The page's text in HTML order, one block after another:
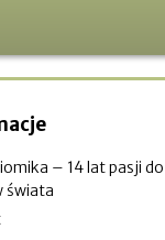
– 14 lat pasji
świata